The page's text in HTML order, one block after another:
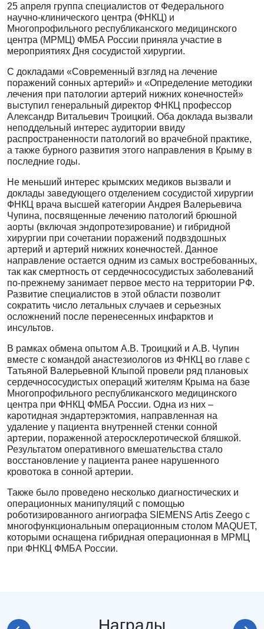
25 апреля группа специалистов от Федерального
научно-клинического центра (ФНКЦ) и
Многопрофильного республиканского медицинского
центра (МРМЦ) ФМБА России приняла участие в
мероприятиях Дня сосудистой хирургии.
С докладами «Современный взгляд на лечение
поражений сонных артерий» и «Определение методики
лечения при патологии артерий нижних конечностей»
выступил генеральный директор ФНКЦ профессор
Александр Витальевич Троицкий. Оба доклада вызвали
неподдельный интерес аудитории ввиду
распространенности патологий во врачебной практике,
а также бурного развития этого направления в Крыму в
последние годы.
Не меньший интерес крымских медиков вызвали и
доклады заведующего отделением сосудистой хирургии
ФНКЦ врача высшей категории Андрея Валерьевича
Чупина, посвященные лечению патологий брюшной
аорты (включая эндопротезирование) и гибридной
хирургии при сочетании поражений подвздошных
артерий и артерий нижних конечностей. Данное
направление остается одним из самых востребованных,
так как смертность от сердечнососудистых заболеваний
по-прежнему занимает первое место на территории РФ.
Развитие специалистов в этой области позволит
сократить число летальных случаев и серьезных
осложнений после перенесенных инфарктов и
инсультов.
В рамках обмена опытом А.В. Троицкий и А.В. Чупин
вместе с командой анастезиологов из ФНКЦ во главе с
Татьяной Валерьевной Клыпой провели ряд плановых
сердечнососудистых операций жителям Крыма на базе
Многопрофильного республиканского медицинского
центра при ФНКЦ ФМБА России. Одна из них –
каротидная эндартерэктомия, направленная на
удаление у пациента внутренней стенки сонной
артерии, пораженной атеросклеротической бляшкой.
Результатом оперативного вмешательства стало
восстановление у пациента ранее нарушенного
кровотока в сонной артерии.
Также было проведено несколько диагностических и
операционных манипуляций с помощью
роботизированного ангиографа SIEMENS Artis Zeego с
многофункциональным операционным столом MAQUET,
которыми оснащена гибридная операционная в МРМЦ
при ФНКЦ ФМБА России.
Награды